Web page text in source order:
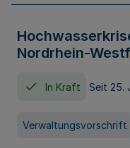
Nordrhein-
In Kraft Seit 25.
Verwaltungsvorschrift